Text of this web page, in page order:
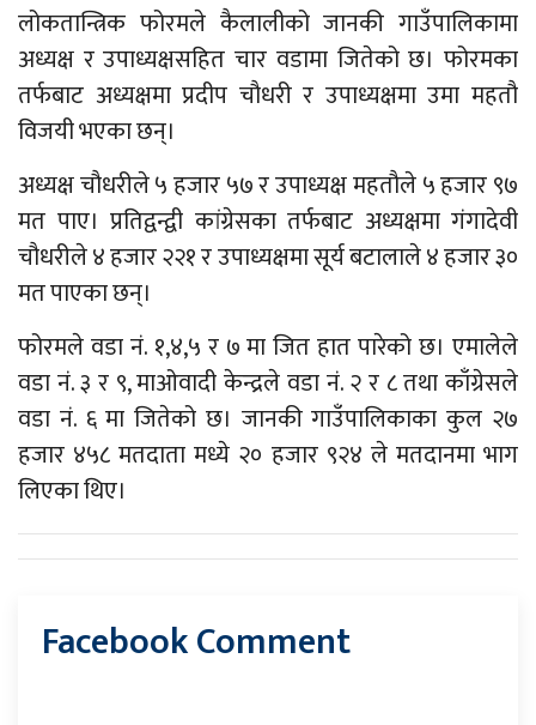
लोकतान्त्रिक फोरमले कैलालीको जानकी गाउँपालिकामा
अध्यक्ष र उपाध्यक्षसहित चार वडामा जितेको छ। फोरमका
तर्फबाट अध्यक्षमा प्रदीप चौधरी र उपाध्यक्षमा उमा महतौ
विजयी भएका छन्।
अध्यक्ष चौधरीले ५ हजार ५७ र उपाध्यक्ष महतौले ५ हजार ९७
मत पाए। प्रतिद्वन्द्वी कांग्रेसका तर्फबाट अध्यक्षमा गंगादेवी
चौधरीले ४ हजार २२१ र उपाध्यक्षमा सूर्य बटालाले ४ हजार ३०
मत पाएका छन्।
फोरमले वडा नं. १,४,५ र ७ मा जित हात पारेको छ। एमालेले
वडा नं. ३ र ९, माओवादी केन्द्रले वडा नं. २ र ८ तथा काँग्रेसले
वडा नं. ६ मा जितेको छ। जानकी गाउँपालिकाका कुल २७
हजार ४५८ मतदाता मध्ये २० हजार ९२४ ले मतदानमा भाग
लिएका थिए।
Facebook Comment